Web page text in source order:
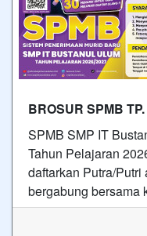
BROSUR SPMB
SPMB SMP IT
Tahun Pelajaran
daftarkan Putra/
bergabung bersama